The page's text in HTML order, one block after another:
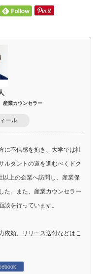
業カウンセラー
ール
に不信感を抱き、大学では社
ルタントの道を進むべくドク
以上の企業へ訪問し、産業保
た。また、産業カウンセラー
談を行っています。
依頼、リリース送付などはこ